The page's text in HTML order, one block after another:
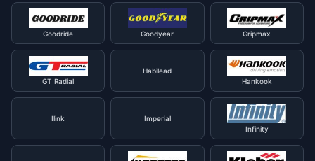
Goodride Goodyear Gripmax
GT Radial
Habilead
Hankook
Ilink
Imperial
Infinity